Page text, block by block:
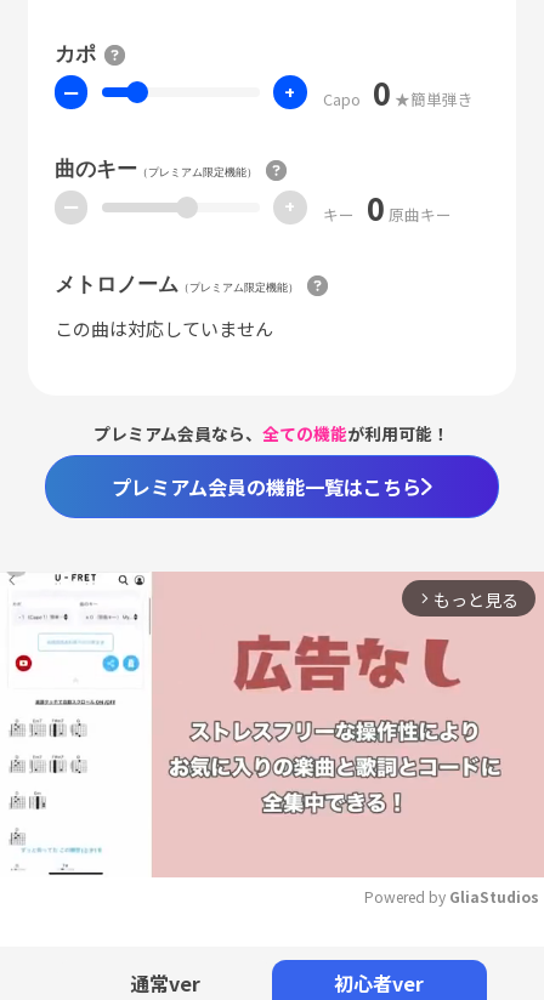
カポ
ー + Capo 0 ★簡単弾き
曲のキー（プレミアム限定機能）
ー + キー 0 原曲キー
メトロノーム （プレミアム限定機能）
この曲は対応していません
プレミアム会員なら、全ての機能が利用可能！
プレミアム会員の機能一覧はこちら
arrow_forward_ios もっと見る
Powered by GliaStudios
通常ver 初心者ver